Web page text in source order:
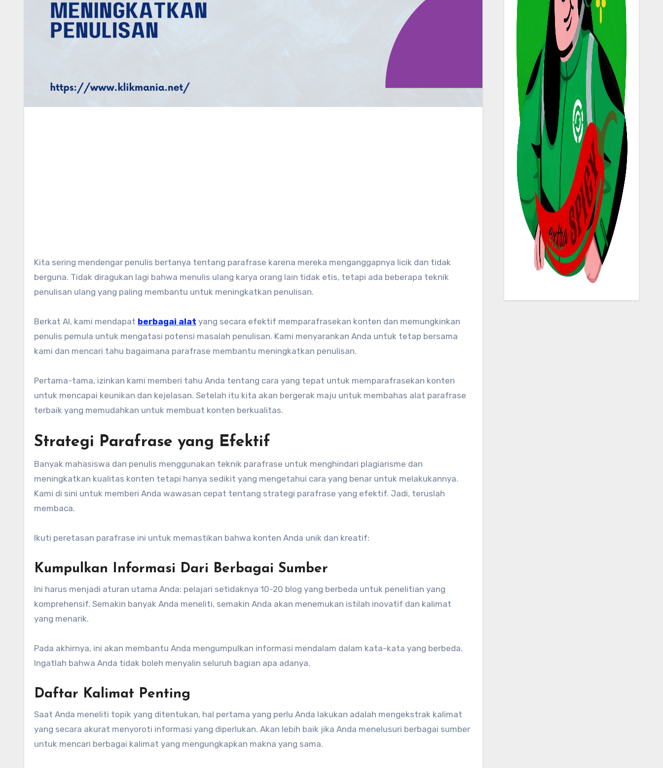
Kita sering mendengar penulis bertanya tentang parafrase karena mereka menganggapnya licik dan tidak
berguna. Tidak diragukan lagi bahwa menulis ulang karya orang lain tidak etis, tetapi ada beberapa teknik
penulisan ulang yang paling membantu untuk meningkatkan penulisan.
Berkat AI, kami mendapat berbagai alat yang secara efektif memparafrasekan konten dan memungkinkan
penulis pemula untuk mengatasi potensi masalah penulisan. Kami menyarankan Anda untuk tetap bersama
kami dan mencari tahu bagaimana parafrase membantu meningkatkan penulisan.
Pertama-tama, izinkan kami memberi tahu Anda tentang cara yang tepat untuk memparafrasekan konten
untuk mencapai keunikan dan kejelasan. Setelah itu kita akan bergerak maju untuk membahas alat parafrase
terbaik yang memudahkan untuk membuat konten berkualitas.
Strategi Parafrase yang Efektif
Banyak mahasiswa dan penulis menggunakan teknik parafrase untuk menghindari plagiarisme dan
meningkatkan kualitas konten tetapi hanya sedikit yang mengetahui cara yang benar untuk melakukannya.
Kami di sini untuk memberi Anda wawasan cepat tentang strategi parafrase yang efektif. Jadi, teruslah
membaca.
Ikuti peretasan parafrase ini untuk memastikan bahwa konten Anda unik dan kreatif:
Kumpulkan Informasi Dari Berbagai Sumber
Ini harus menjadi aturan utama Anda: pelajari setidaknya 10-20 blog yang berbeda untuk penelitian yang
komprehensif. Semakin banyak Anda meneliti, semakin Anda akan menemukan istilah inovatif dan kalimat
yang menarik.
Pada akhirnya, ini akan membantu Anda mengumpulkan informasi mendalam dalam kata-kata yang berbeda.
Ingatlah bahwa Anda tidak boleh menyalin seluruh bagian apa adanya.
Daftar Kalimat Penting
Saat Anda meneliti topik yang ditentukan, hal pertama yang perlu Anda lakukan adalah mengekstrak kalimat
yang secara akurat menyoroti informasi yang diperlukan. Akan lebih baik jika Anda menelusuri berbagai sumber
untuk mencari berbagai kalimat yang mengungkapkan makna yang sama.